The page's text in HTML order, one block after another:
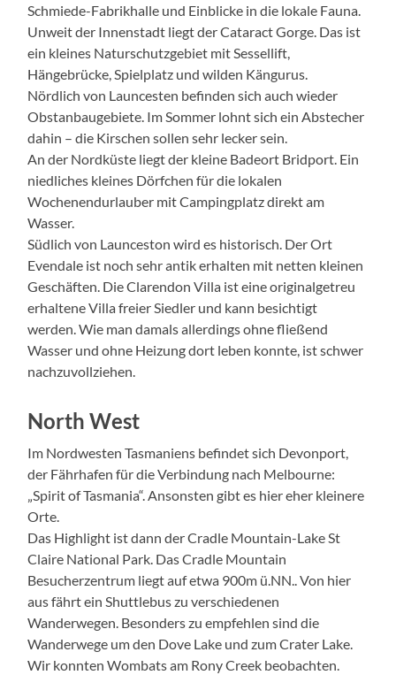
Schmiede-Fabrikhalle und Einblicke in die lokale Fauna.
Unweit der Innenstadt liegt der Cataract Gorge. Das ist
ein kleines Naturschutzgebiet mit Sessellift,
Hängebrücke, Spielplatz und wilden Kängurus.
Nördlich von Launcesten befinden sich auch wieder
Obstanbaugebiete. Im Sommer lohnt sich ein Abstecher
dahin – die Kirschen sollen sehr lecker sein.
An der Nordküste liegt der kleine Badeort Bridport. Ein
niedliches kleines Dörfchen für die lokalen
Wochenendurlauber mit Campingplatz direkt am
Wasser.
Südlich von Launceston wird es historisch. Der Ort
Evendale ist noch sehr antik erhalten mit netten kleinen
Geschäften. Die Clarendon Villa ist eine originalgetreu
erhaltene Villa freier Siedler und kann besichtigt
werden. Wie man damals allerdings ohne fließend
Wasser und ohne Heizung dort leben konnte, ist schwer
nachzuvollziehen.
North West
Im Nordwesten Tasmaniens befindet sich Devonport,
der Fährhafen für die Verbindung nach Melbourne:
„Spirit of Tasmania“. Ansonsten gibt es hier eher kleinere
Orte.
Das Highlight ist dann der Cradle Mountain-Lake St
Claire National Park. Das Cradle Mountain
Besucherzentrum liegt auf etwa 900m ü.NN.. Von hier
aus fährt ein Shuttlebus zu verschiedenen
Wanderwegen. Besonders zu empfehlen sind die
Wanderwege um den Dove Lake und zum Crater Lake.
Wir konnten Wombats am Rony Creek beobachten.